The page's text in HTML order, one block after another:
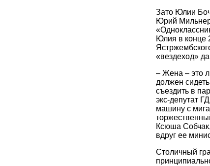
Зато Юлии
Юрий
Юлия в конце
«вездеход»
– Жена – это
должен
съездить в
экс-депутат
машину с
Ксюша
вдруг ее
Столичный